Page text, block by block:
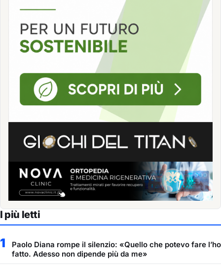
I più letti
1
Paolo Diana rompe il silenzio: «Quello che potevo fare l’ho
fatto. Adesso non dipende più da me»